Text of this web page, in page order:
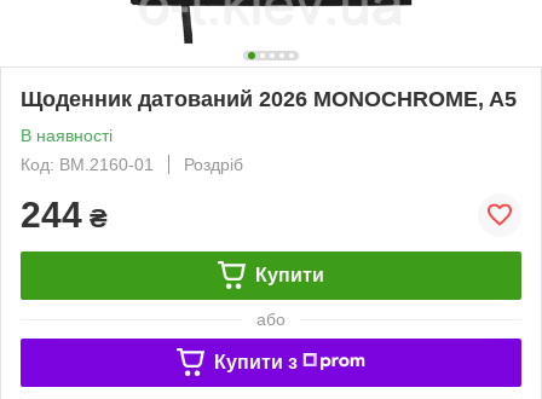
Щоденник датований 2026 MONOCHROME, A5
В наявності
Код: BM.2160-01
Роздріб
244 ₴
Купити
або
Купити з